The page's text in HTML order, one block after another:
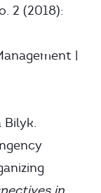
2 (2018):
|
Bilyk.